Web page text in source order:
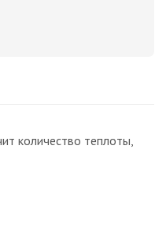
количество теплоты,